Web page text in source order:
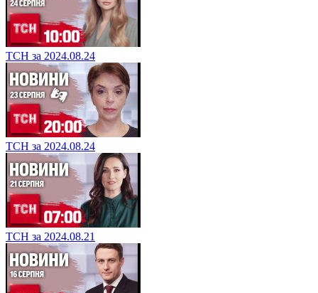
ТСН за 2024.08.24
ТСН за 2024.08.24
ТСН за 2024.08.21